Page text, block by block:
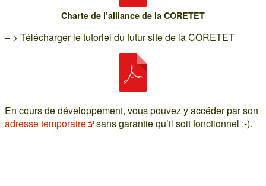
Charte de l’alliance de la CORETET
– > Télécharger le tutoriel du futur site de la CORETET
En cours de développement, vous pouvez y accéder par son
adresse temporaire
sans garantie qu’il soit fonctionnel :-).